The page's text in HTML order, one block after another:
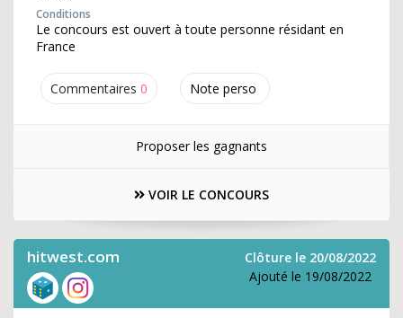
Commentaires 0 Note perso
Conditions
Le concours est ouvert à toute personne résidant en
France
Proposer les gagnants
VOIR LE CONCOURS
hitwest.com
Clôture le 20/08/2022
Ajouté le 19/08/2022